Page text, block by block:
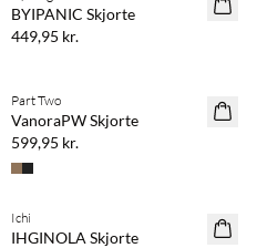
BYIPANIC Skjorte
449,95 kr.
NYHED
Part Two
VanoraPW Skjorte
599,95 kr.
NYHED
Ichi
IHGINOLA Skjorte